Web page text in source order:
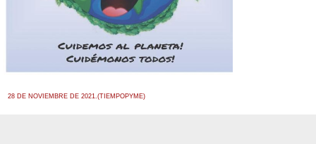
28 DE NOVIEMBRE DE 2021.(TIEMPOPYME)